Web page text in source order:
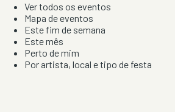
Ver todos os eventos
Mapa de eventos
Este fim de semana
Este mês
Perto de mim
Por artista, local e tipo de festa